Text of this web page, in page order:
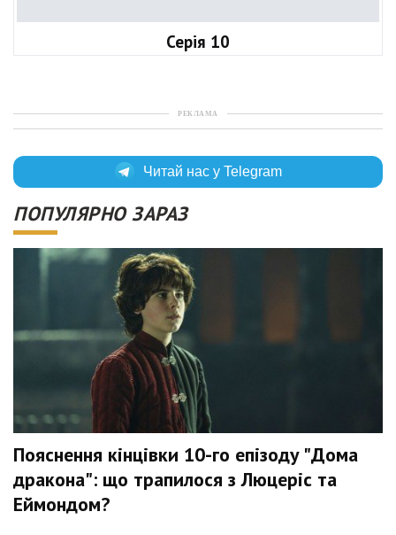
Серія 10
РЕКЛАМА
Читай нас у Telegram
ПОПУЛЯРНО ЗАРАЗ
Пояснення кінцівки 10-го епізоду "Дома
дракона": що трапилося з Люцеріс та
Еймондом?